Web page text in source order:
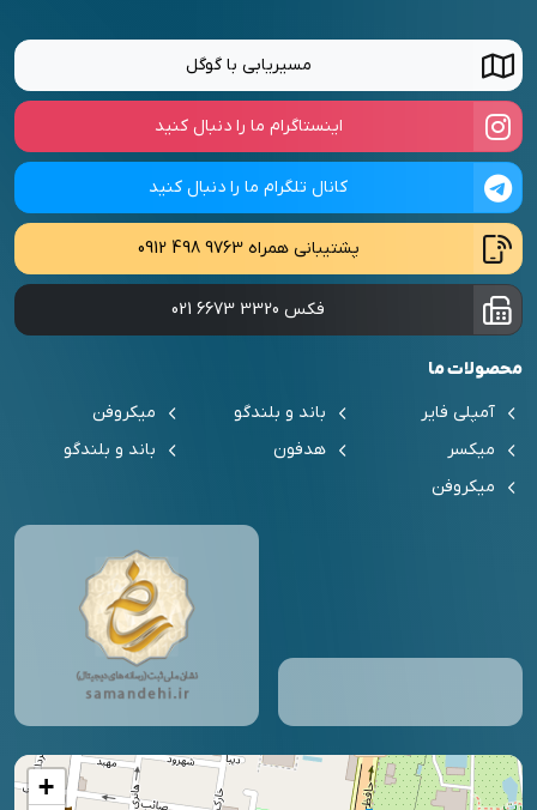
مسیریابی با گوگل
اینستاگرام ما را دنبال کنید
کانال تلگرام ما را دنبال کنید
پشتیبانی همراه0912 498 9763
فکس 021 6673 3320
محصولات ما
آمپلی فایر
باند و بلندگو
میکروفن
میکسر
هدفون
باند و بلندگو
میکروفن
+